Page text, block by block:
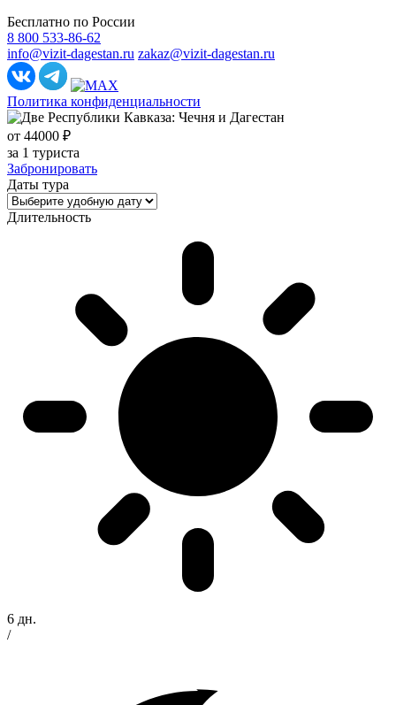
Бесплатно по России
8 800 533-86-62
info@vizit-dagestan.ru zakaz@vizit-dagestan.ru
Политика конфиденциальности
от 44000 ₽
за 1 туриста
Забронировать
Даты тура
Длительность
6 дн.
/